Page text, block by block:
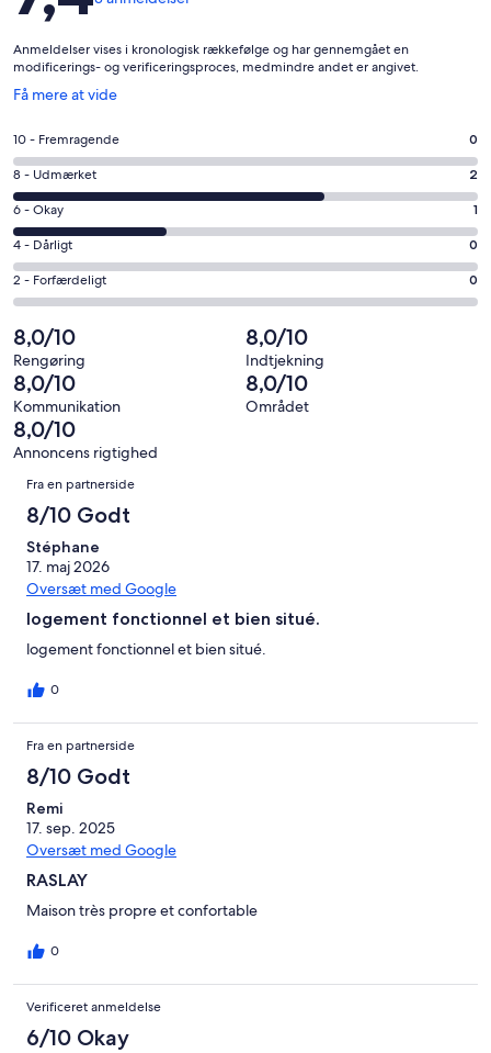
Anmeldelser vises i kronologisk rækkefølge og har gennemgået en
modificerings- og verificeringsproces, medmindre andet er angivet.
Få mere at vide
Åbner
et
nyt
vindue
Bedømmelse
på
10
−
Fremragende.
0
af
i
alt
3
anmeldelser
10 - Fremragende 0
Bedømmelse
på
8
−
Udmærket.
2
i
alt
3
anmeldelser
8 - Udmærket 2
Bedømmelse
på
6
−
Okay.
1
af
i
alt
3
anmeldelser
6 - Okay 1
Bedømmelse
på
4
Dårligt.
0
af
i
alt
3
anmeldelser
4 - Dårligt 0
Bedømmelse
på
2
−
Forfærdeligt.
0
af
i
anmeldelser
2 - Forfærdeligt 0
8,0/10
Rengøring
8,0/10
Indtjekning
8,0/10
Kommunikation
8,0/10
Området
8,0/10
Annoncens rigtighed
Anmeldelser
Fra en partnerside
8/10 Godt
Stéphane
17. maj 2026
Oversæt med Google
logement fonctionnel et bien situé.
logement fonctionnel et bien situé.
0
Fra en partnerside
8/10 Godt
Remi
17. sep. 2025
Oversæt med Google
RASLAY
Maison très propre et confortable
0
Verificeret anmeldelse
6/10 Okay